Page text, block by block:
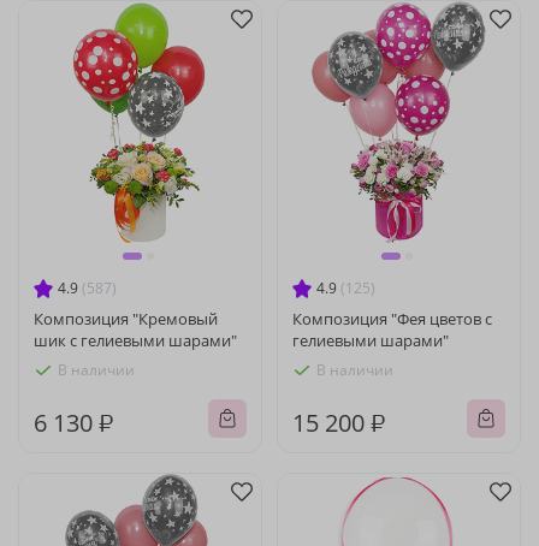
4.9 (587)
Композиция "Кремовый
шик с гелиевыми шарами"
В наличии
6 130 ₽
4.9 (125)
Композиция "Фея цветов с
гелиевыми шарами"
В наличии
15 200 ₽